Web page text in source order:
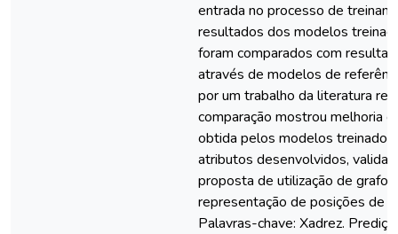
entrada no processo de
resultados dos modelos
foram comparados com
através de modelos de
por um trabalho da literatura
comparação mostrou melhoria
obtida pelos modelos treinados
atributos desenvolvidos,
proposta de utilização de grafos
representação de posições de
Palavras-chave: Xadrez.